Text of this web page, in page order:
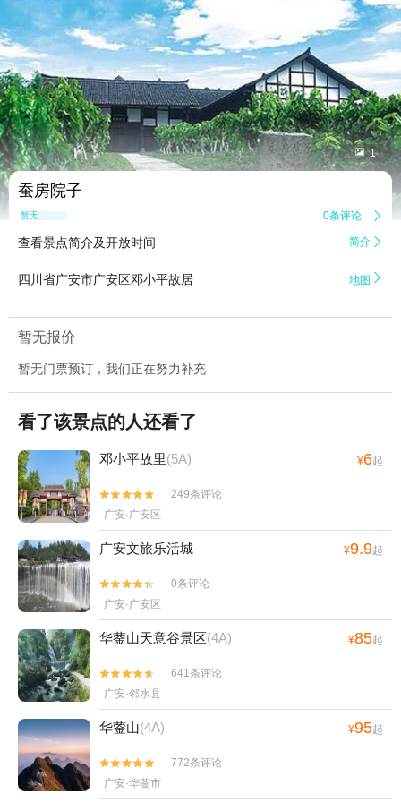
 1
蚕房院子
暂无点评 0条评论 
查看景点简介及开放时间 简介 
四川省广安市广安区邓小平故居 地图 
暂无报价
暂无门票预订，我们正在努力补充
看了该景点的人还看了
邓小平故里(5A) ¥6起


249条评论
广安·广安区
广安文旅乐活城 ¥9.9起


0条评论
广安·广安区
华蓥山天意谷景区(4A) ¥85起


641条评论
广安·邻水县
华蓥山(4A) ¥95起


772条评论
广安·华蓥市